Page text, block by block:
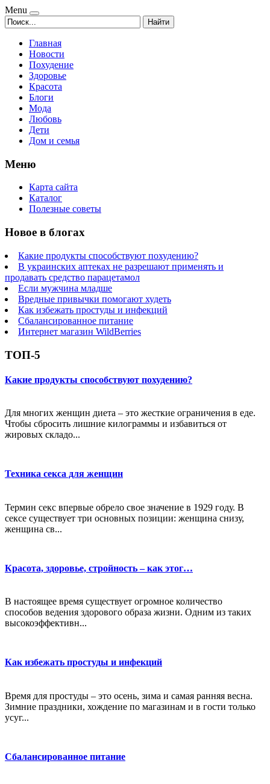
Menu
Найти
Главная
Новости
Похудение
Здоровье
Красота
Блоги
Мода
Любовь
Дети
Дом и семья
Меню
Карта сайта
Каталог
Полезные советы
Новое в блогах
Какие продукты способствуют похудению?
В украинских аптеках не разрешают применять и
продавать средство парацетамол
Если мужчина младше
Вредные привычки помогают худеть
Как избежать простуды и инфекций
Сбалансированное питание
Интернет магазин WildBerries
ТОП-5
Какие продукты способствуют похудению?
Для многих женщин диета – это жесткие ограничения в еде.
Чтобы сбросить лишние килограммы и избавиться от
жировых складо...
Техника секса для женщин
Термин секс впервые обрело свое значение в 1929 году. В
сексе существует три основных позиции: женщина снизу,
женщина св...
Красота, здоровье, стройность – как этог…
В настоящее время существует огромное количество
способов ведения здорового образа жизни. Одним из таких
высокоэффективн...
Как избежать простуды и инфекций
Время для простуды – это осень, зима и самая ранняя весна.
Зимние праздники, хождение по магазинам и в гости только
усуг...
Сбалансированное питание